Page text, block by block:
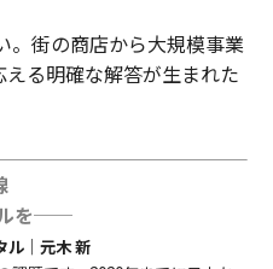
。街の商店から大規模事業
る明確な解答が生まれた
を──
ル｜元木 新